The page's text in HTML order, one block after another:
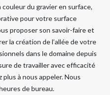
du gravier en surface,
pour votre surface
proposer son savoir-faire et
la création de l’allée de votre
dans le domaine depuis
de travailler avec efficacité
à nous appeler. Nous
de bureau.